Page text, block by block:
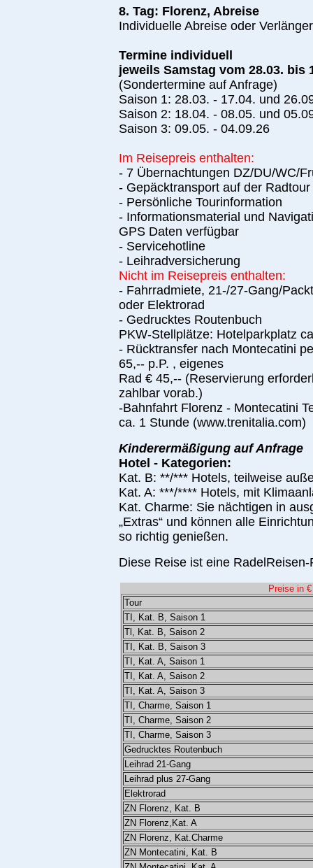
8. Tag: Florenz, Abreise
Individuelle Abreise oder
Termine individuell
jeweils Samstag vom 28.03. bis
(Sondertermine auf Anfrage)
Saison 1: 28.03. - 17.04. und
Saison 2: 18.04. - 08.05. und
Saison 3: 09.05. - 04.09.26
Im Reisepreis enthalten:
- 7 Übernachtungen DZ/DU/WC/
- Gepäcktransport auf der Radtour
- Persönliche Tourinformation
- Informationsmaterial und
GPS Daten verfügbar
- Servicehotline
- Leihradversicherung
Nicht im Reisepreis enthalten:
- Fahrradmiete, 21-/27-Gang/
oder Elektrorad
- Gedrucktes Routenbuch
PKW-Stellplätze: Hotelparkplatz
- Rücktransfer nach Montecatini
65,-- p.P. , eigenes
Rad € 45,-- (Reservierung
zahlbar vorab.)
-Bahnfahrt Florenz - Montecatini
ca. 1 Stunde (www.trenitalia.com)
Kinderermäßigung auf Anfrage
Hotel - Kategorien:
Kat. B: **/*** Hotels, teilweise
Kat. A: ***/**** Hotels, mit
Kat. Charme: Sie nächtigen in
„Extras“ und können alle
so richtig genießen.
Diese Reise ist eine RadelReisen-
Preise in
Tour
TI, Kat. B, Saison 1
Tl, Kat. B, Saison 2
TI, Kat. B, Saison 3
TI, Kat. A, Saison 1
TI, Kat. A, Saison 2
TI, Kat. A, Saison 3
TI, Charme, Saison 1
TI, Charme, Saison 2
TI, Charme, Saison 3
Gedrucktes Routenbuch
Leihrad 21-Gang
Leihrad plus 27-Gang
Elektrorad
ZN Florenz, Kat. B
ZN Florenz,Kat. A
ZN Florenz, Kat.Charme
ZN Montecatini, Kat. B